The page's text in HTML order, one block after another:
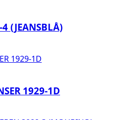
4 (JEANSBLÅ)
1929-1D